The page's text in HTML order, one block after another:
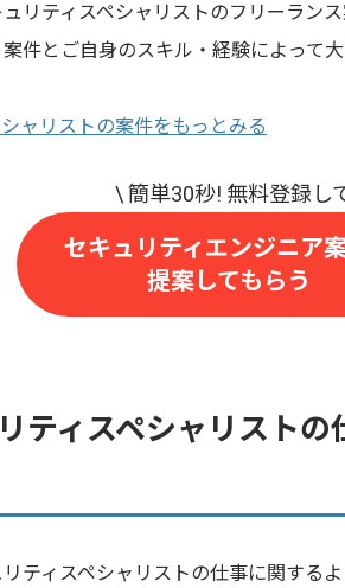
リティスペシャリストのフリーラン
件とご自身のスキル・経験によって
ャリストの案件をもっとみる
セキュリティエンジニア
提案してもらう
ティスペシャリスト
ティスペシャリストの仕事に関する